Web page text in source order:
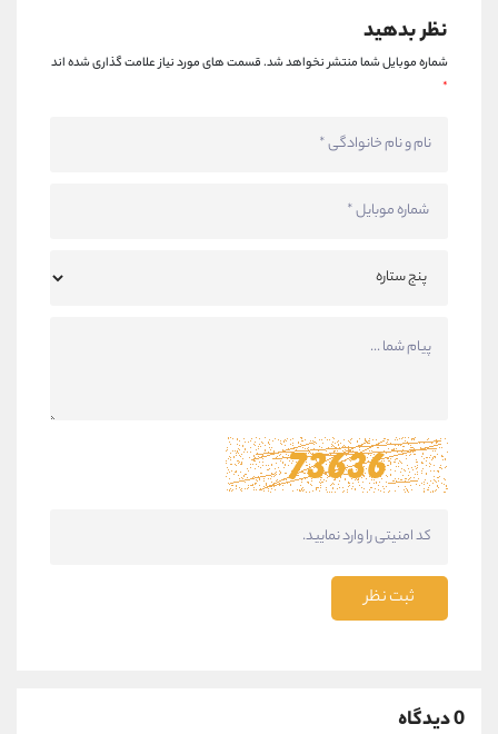
نظر بدهید
شماره موبایل شما منتشر نخواهد شد.قسمت های مورد نیاز علامت گذاری شده اند
*
ثبت نظر
0 دیدگاه